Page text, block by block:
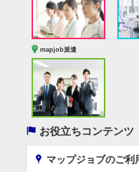
mapjob派遣
( お役立ちコンテンツ
x マップジョブのご利